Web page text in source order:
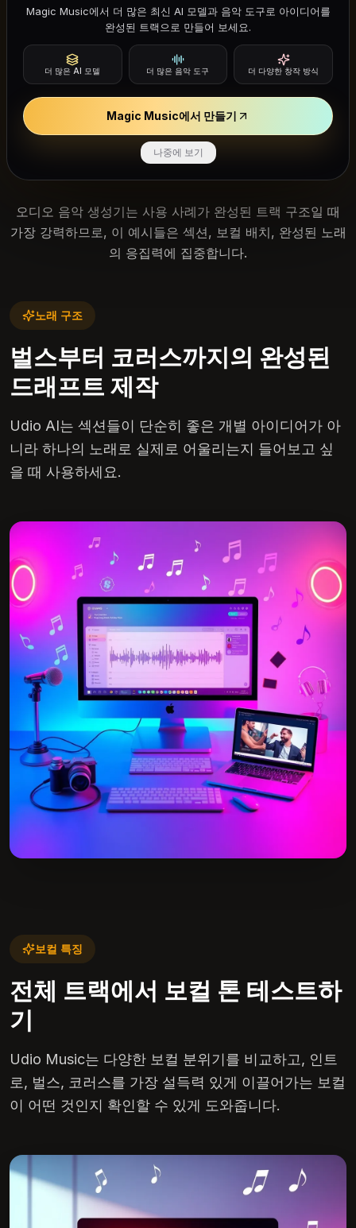
Udio 작업 흐름
Udio Music 생성기는 무엇을 만들 수 있
나요?
오디오 음악 생성기는 사용 사례가 완성된 트랙 구조일 때
가장 강력하므로, 이 예시들은 섹션, 보컬 배치, 완성된 노래
의 응집력에 집중합니다.
노래 구조
벌스부터 코러스까지의 완성된
드래프트 제작
Udio AI는 섹션들이 단순히 좋은 개별 아이디어가 아
니라 하나의 노래로 실제로 어울리는지 들어보고 싶
을 때 사용하세요.
보컬 특징
전체 트랙에서 보컬 톤 테스트하
기
Udio Music는 다양한 보컬 분위기를 비교하고, 인트
로, 벌스, 코러스를 가장 설득력 있게 이끌어가는 보컬
이 어떤 것인지 확인할 수 있게 도와줍니다.
Magic Music에서 더 많은 최신 AI 모델과 음악 도구로 아이디어를
완성된 트랙으로 만들어 보세요.
더 많은 AI 모델 더 많은 음악 도구 더 다양한 창작 방식
Magic Music에서 만들기
나중에 보기